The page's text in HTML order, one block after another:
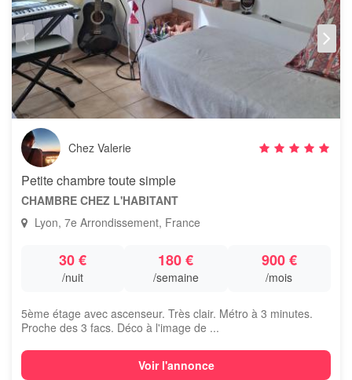
Chez Valerie
Petite chambre toute simple
CHAMBRE CHEZ L'HABITANT
Lyon, 7e Arrondissement, France
30 €
/nuit
180 €
/semaine
900 €
/mois
5ème étage avec ascenseur. Très clair. Métro à 3 minutes.
Proche des 3 facs. Déco à l'image de ...
Voir l'annonce